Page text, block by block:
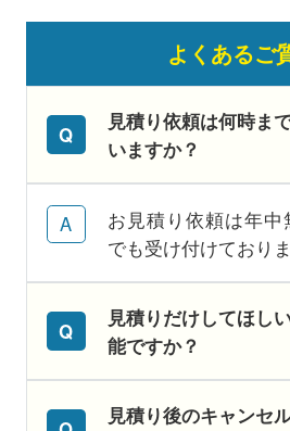
よくあるご
見積り依頼は何時ま
いますか？
お見積り依頼は年
でも受け付けておりま
見積りだけしてほし
能ですか？
見積り後のキャンセ